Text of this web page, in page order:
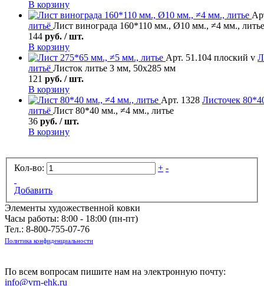
В корзину
литьё Лист винограда 160*110 мм., Ø10 мм., ≠4 мм., литье
144 руб. / шт.
В корзину
Арт. 51.104 плоский v
литьё Листок литье 3 мм, 50х285 мм
121 руб. / шт.
В корзину
Арт. 1328 Листочек
литьё Лист 80*40 мм., ≠4 мм., литье
36 руб. / шт.
В корзину
Кол-во: + -
Добавить
Элементы художественной ковки
Часы работы: 8:00 - 18:00 (пн-пт)
Тел.: 8-800-755-07-76
Политика конфиденциальности
По всем вопросам пишите нам на электронную почту:
info@vrn-ehk.ru